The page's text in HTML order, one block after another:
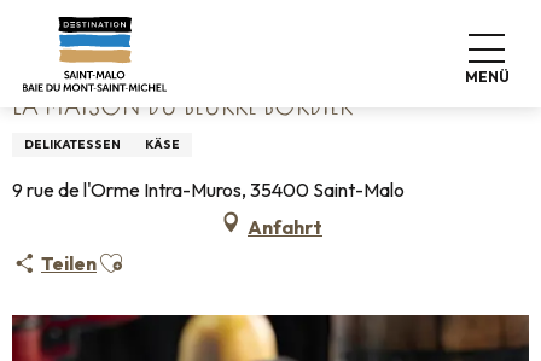
contenu
principal
MENÜ
Startseite
LA MAISON DU BEURRE BORDIER
DELIKATESSEN KÄSE
9 rue de l'Orme Intra-Muros, 35400 Saint-Malo
Anfahrt
TeilenAjouter aux favoris